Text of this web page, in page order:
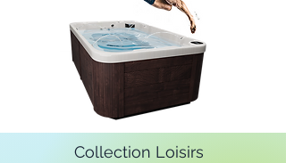
Collection Loisirs